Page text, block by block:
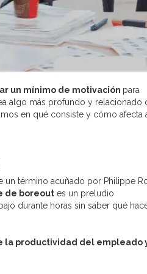
un mínimo de motivación para
algo más profundo y relacionado
en qué consiste y cómo afecta
un término acuñado por Philippe
de boreout es un preludio
durante horas sin saber qué
la productividad del empleado